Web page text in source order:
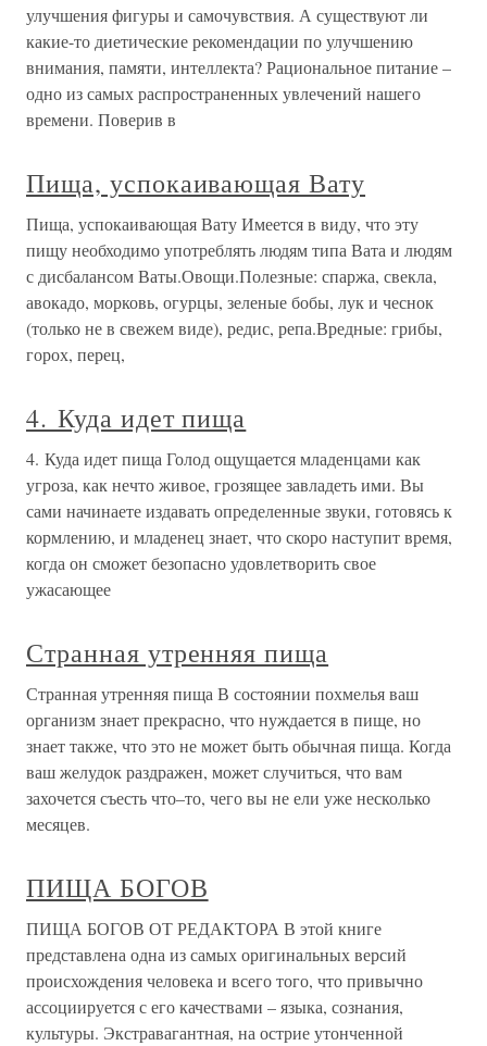
улучшения фигуры и самочувствия. А существуют ли
какие-то диетические рекомендации по улучшению
внимания, памяти, интеллекта? Рациональное питание –
одно из самых распространенных увлечений нашего
времени. Поверив в
Пища, успокаивающая Вату
Пища, успокаивающая Вату Имеется в виду, что эту
пищу необходимо употреблять людям типа Вата и людям
с дисбалансом Ваты.Овощи.Полезные: спаржа, свекла,
авокадо, морковь, огурцы, зеленые бобы, лук и чеснок
(только не в свежем виде), редис, репа.Вредные: грибы,
горох, перец,
4. Куда идет пища
4. Куда идет пища Голод ощущается младенцами как
угроза, как нечто живое, грозящее завладеть ими. Вы
сами начинаете издавать определенные звуки, готовясь к
кормлению, и младенец знает, что скоро наступит время,
когда он сможет безопасно удовлетворить свое
ужасающее
Странная утренняя пища
Странная утренняя пища В состоянии похмелья ваш
организм знает прекрасно, что нуждается в пище, но
знает также, что это не может быть обычная пища. Когда
ваш желудок раздражен, может случиться, что вам
захочется съесть что–то, чего вы не ели уже несколько
месяцев.
ПИЩА БОГОВ
ПИЩА БОГОВ ОТ РЕДАКТОРА В этой книге
представлена одна из самых оригинальных версий
происхождения человека и всего того, что привычно
ассоциируется с его качествами – языка, сознания,
культуры. Экстравагантная, на острие утонченной